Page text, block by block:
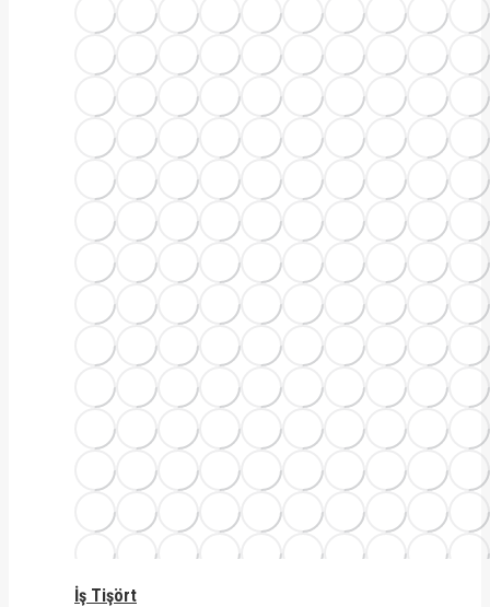
İş Tişört